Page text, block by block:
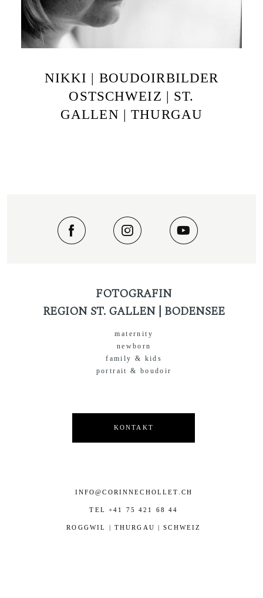
NIKKI | BOUDOIRBILDER
OSTSCHWEIZ | ST.
GALLEN | THURGAU
FOTOGRAFIN
REGION ST. GALLEN | BODENSEE
INFO@CORINNECHOLLET.CH
TEL +41 75 421 68 44
maternity
newborn
family & kids
portrait & boudoir
ROGGWIL | THURGAU | SCHWEIZ
KONTAKT